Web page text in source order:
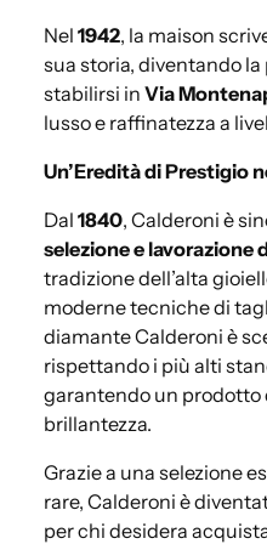
Nel 1942, la maison
sua storia, diventando
stabilirsi in Via
lusso e raffinatezza a
Un’Eredità di Prestigio
Dal 1840, Calderoni è
selezione e lavorazione
tradizione dell’alta
moderne tecniche di
diamante Calderoni è
rispettando i più alti
garantendo un prodotto
brillantezza.
Grazie a una selezione
rare, Calderoni è
per chi desidera